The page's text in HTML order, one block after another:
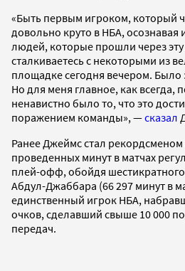
«Быть ​​первым игроком, который
довольно круто в НБА, осознавая
людей, которые прошли через
сталкиваетесь с некоторыми из
площадке сегодня вечером. Было
Но для меня главное, как всегда,
ненавистно было то, что это
поражением команды», —сказал
Ранее Джеймс стал
проведенных минут в матчах
плей-офф, обойдя
Абдул-Джаббара (66 297 минут в
единственный игрок НБА,
очков, сделавший свыше 10 000
передач.